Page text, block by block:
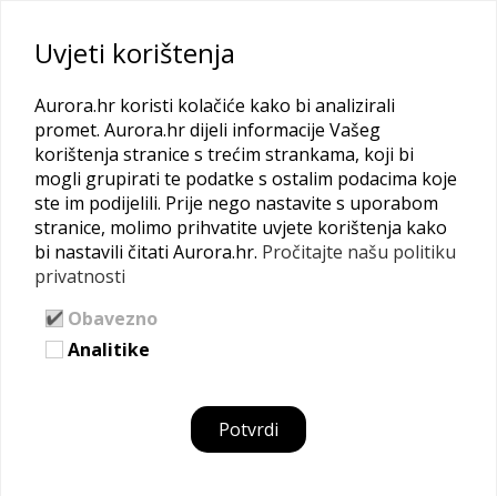
Uvjeti korištenja
Aurora.hr koristi kolačiće kako bi analizirali
promet. Aurora.hr dijeli informacije Vašeg
korištenja stranice s trećim strankama, koji bi
mogli grupirati te podatke s ostalim podacima koje
ste im podijelili. Prije nego nastavite s uporabom
stranice, molimo prihvatite uvjete korištenja kako
bi nastavili čitati Aurora.hr. Pročitajte našu politiku
privatnosti
Obavezno
Analitike
Potvrdi
MENTORIRANJE
Pretraži našu raznovrsnu mrežu mentorica, suradnica i
poduzetnica da bi pronašla odgovore na svoja pitanja